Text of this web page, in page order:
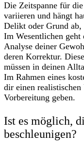
Die Zeitspanne für
variieren und hängt
Delikt oder Grund
Im Wesentlichen geht
Analyse deiner
deren Korrektur.
müssen in deinen
Im Rahmen eines
dir einen
Vorbereitung geben.
Ist es möglich,
beschleunigen?